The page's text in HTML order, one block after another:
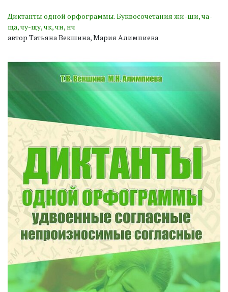
Диктанты одной орфограммы. Буквосочетания жи-ши, ча-
ща, чу-щу, чк, чн, нч
автор Татьяна Векшина, Мария Алимпиева